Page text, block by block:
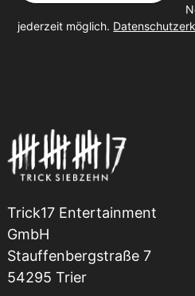
jederzeit möglich.
Trick17 Entertainment
GmbH
Stauffenbergstraße 7
54295 Trier